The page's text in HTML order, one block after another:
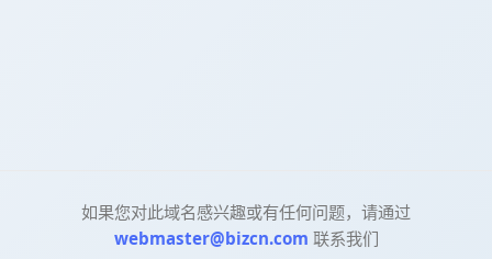
如果您对此域名感兴趣或有任何问题，请通过
webmaster@bizcn.com 联系我们